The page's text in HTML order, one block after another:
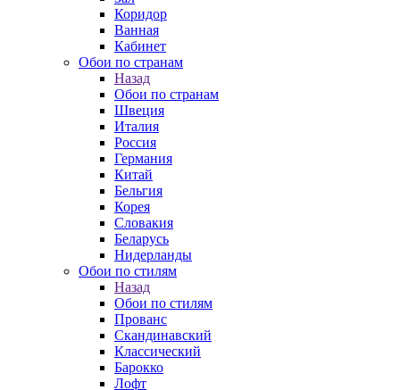
Коридор
Ванная
Кабинет
Обои по странам
Назад
Обои по странам
Швеция
Италия
Россия
Германия
Китай
Бельгия
Корея
Словакия
Беларусь
Нидерланды
Обои по стилям
Назад
Обои по стилям
Прованс
Скандинавский
Классический
Барокко
Лофт